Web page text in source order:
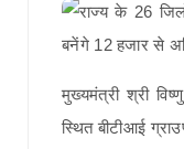
मुख्यमंत्री श्री
स्थित बीटीआई